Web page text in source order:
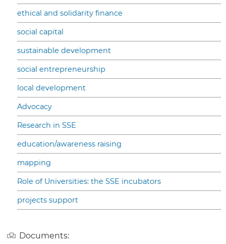
ethical and solidarity finance
social capital
sustainable development
social entrepreneurship
local development
Advocacy
Research in SSE
education/awareness raising
mapping
Role of Universities: the SSE incubators
projects support
Documents: